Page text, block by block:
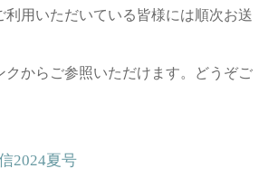
利用いただいている皆様には順次お送
クからご参照いただけます。どうぞご
2024夏号